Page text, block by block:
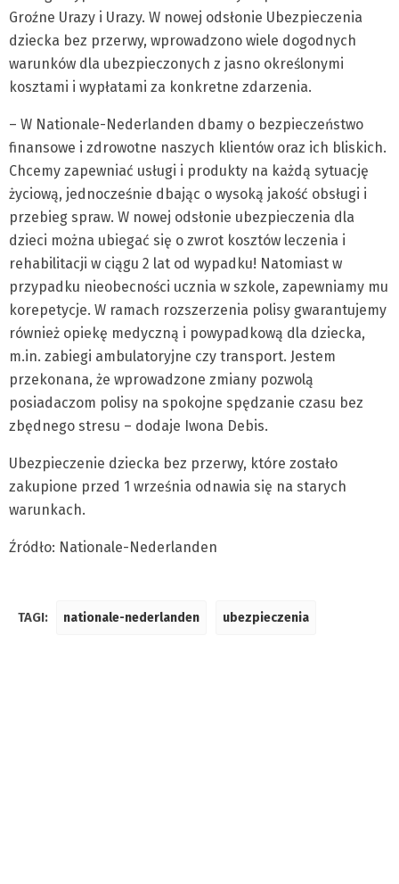
Groźne Urazy i Urazy. W nowej odsłonie Ubezpieczenia
dziecka bez przerwy, wprowadzono wiele dogodnych
warunków dla ubezpieczonych z jasno określonymi
kosztami i wypłatami za konkretne zdarzenia.
– W Nationale-Nederlanden dbamy o bezpieczeństwo
finansowe i zdrowotne naszych klientów oraz ich bliskich.
Chcemy zapewniać usługi i produkty na każdą sytuację
życiową, jednocześnie dbając o wysoką jakość obsługi i
przebieg spraw. W nowej odsłonie ubezpieczenia dla
dzieci można ubiegać się o zwrot kosztów leczenia i
rehabilitacji w ciągu 2 lat od wypadku! Natomiast w
przypadku nieobecności ucznia w szkole, zapewniamy mu
korepetycje. W ramach rozszerzenia polisy gwarantujemy
również opiekę medyczną i powypadkową dla dziecka,
m.in. zabiegi ambulatoryjne czy transport. Jestem
przekonana, że wprowadzone zmiany pozwolą
posiadaczom polisy na spokojne spędzanie czasu bez
zbędnego stresu – dodaje Iwona Debis.
Ubezpieczenie dziecka bez przerwy, które zostało
zakupione przed 1 września odnawia się na starych
warunkach.
Źródło: Nationale-Nederlanden
TAGI: nationale-nederlanden ubezpieczenia